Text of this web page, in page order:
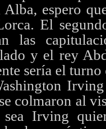
Alba, espero
El
las
y el rey
sería el
colmaron al
Irving